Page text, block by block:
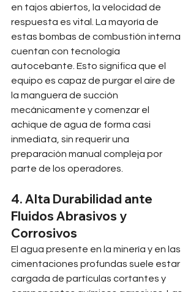
en tajos abiertos, la velocidad de
respuesta es vital. La mayoría de
estas bombas de combustión interna
cuentan con tecnología
autocebante. Esto significa que el
equipo es capaz de purgar el aire de
la manguera de succión
mecánicamente y comenzar el
achique de agua de forma casi
inmediata, sin requerir una
preparación manual compleja por
parte de los operadores.
4. Alta Durabilidad ante
Fluidos Abrasivos y
Corrosivos
El agua presente en la minería y en las
cimentaciones profundas suele estar
cargada de partículas cortantes y